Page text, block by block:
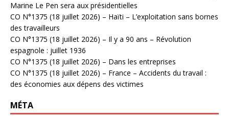
Marine Le Pen sera aux présidentielles
CO N°1375 (18 juillet 2026) – Haïti – L’exploitation sans bornes
des travailleurs
CO N°1375 (18 juillet 2026) – Il y a 90 ans – Révolution
espagnole : juillet 1936
CO N°1375 (18 juillet 2026) – Dans les entreprises
CO N°1375 (18 juillet 2026) – France – Accidents du travail :
des économies aux dépens des victimes
MÉTA